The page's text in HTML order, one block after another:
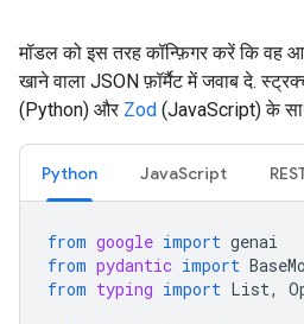
मॉडल को इस तरह कॉन्फ़िगर करें कि वह
खाने वाला JSON फ़ॉर्मैट में जवाब दे.
(Python) और Zod (JavaScript) के
Python JavaScript
from google import genai
from pydantic import
from typing import List,